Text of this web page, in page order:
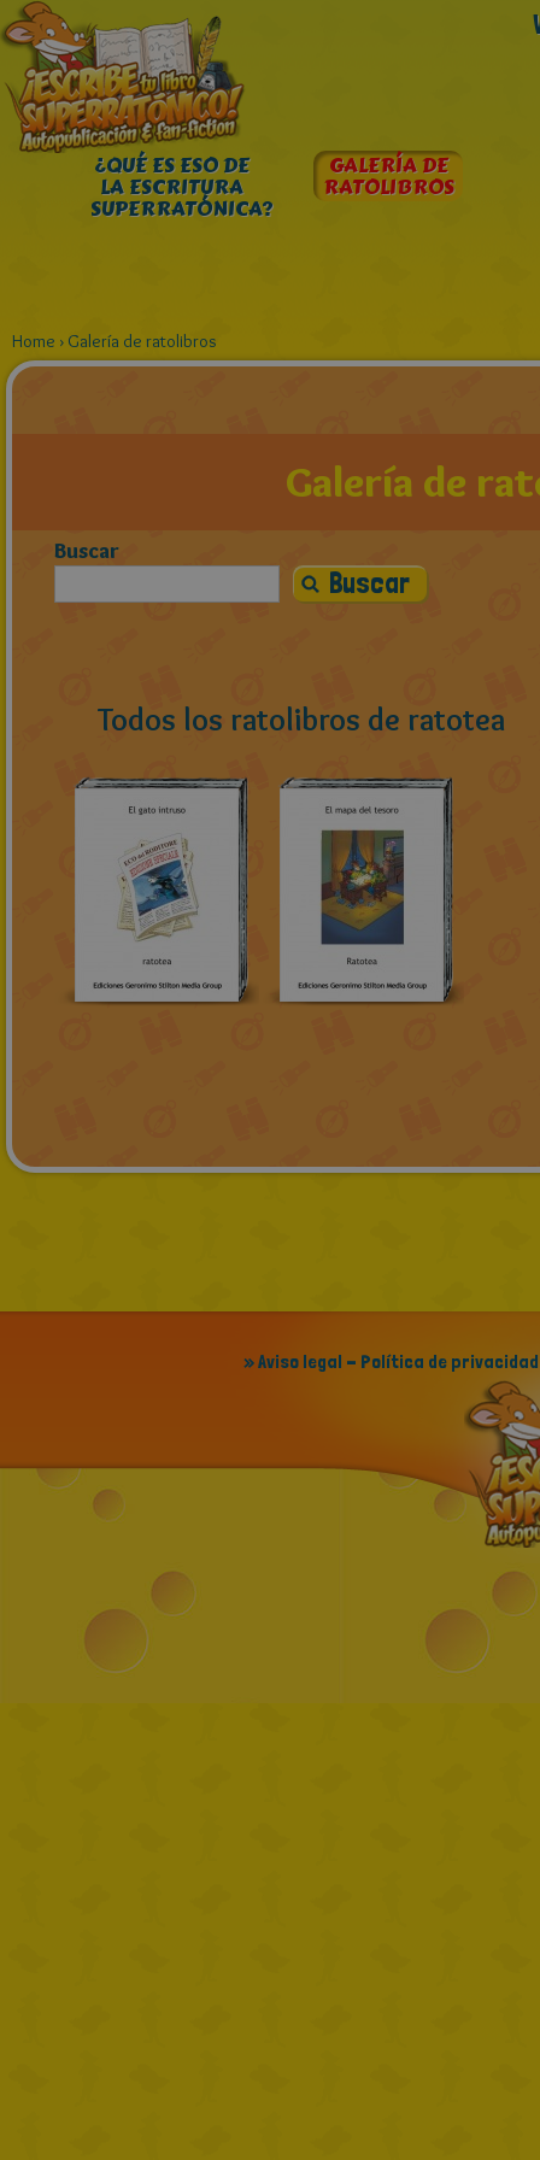
¿QUÉ ES ESO DE
LA ESCRITURA
SUPERRATÓNICA?
GALERÍA DE
RATOLIBROS
Home › Galería de ratolibros
Galería de
Buscar
Todos los ratolibros de ratotea
» Aviso legal - Política de privacidad